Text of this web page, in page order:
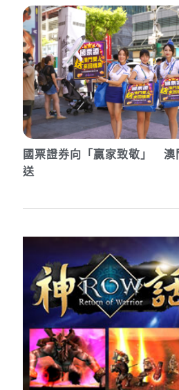
國票證券向「贏家致敬」 澳
送